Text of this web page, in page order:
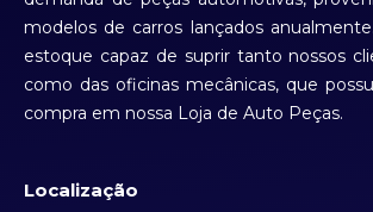
modelos de carros lançados
estoque capaz de suprir tanto nossos
como das oficinas mecânicas, que
compra em nossa Loja de Auto Peças.
Localização